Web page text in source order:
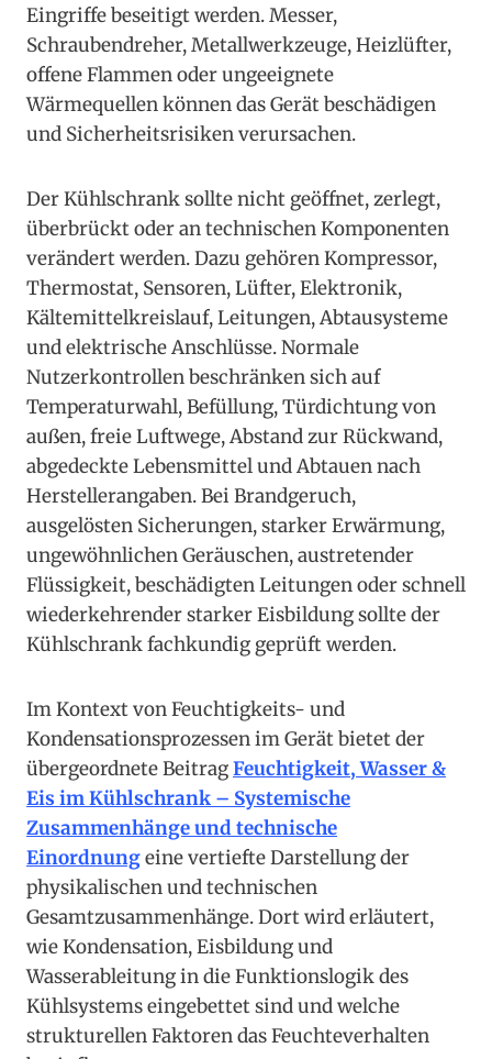
Eingriffe beseitigt werden. Messer,
Schraubendreher, Metallwerkzeuge, Heizlüfter,
offene Flammen oder ungeeignete
Wärmequellen können das Gerät beschädigen
und Sicherheitsrisiken verursachen.
Der Kühlschrank sollte nicht geöffnet, zerlegt,
überbrückt oder an technischen Komponenten
verändert werden. Dazu gehören Kompressor,
Thermostat, Sensoren, Lüfter, Elektronik,
Kältemittelkreislauf, Leitungen, Abtausysteme
und elektrische Anschlüsse. Normale
Nutzerkontrollen beschränken sich auf
Temperaturwahl, Befüllung, Türdichtung von
außen, freie Luftwege, Abstand zur Rückwand,
abgedeckte Lebensmittel und Abtauen nach
Herstellerangaben. Bei Brandgeruch,
ausgelösten Sicherungen, starker Erwärmung,
ungewöhnlichen Geräuschen, austretender
Flüssigkeit, beschädigten Leitungen oder schnell
wiederkehrender starker Eisbildung sollte der
Kühlschrank fachkundig geprüft werden.
Im Kontext von Feuchtigkeits- und
Kondensationsprozessen im Gerät bietet der
übergeordnete BeitragFeuchtigkeit, Wasser &
Eis im Kühlschrank – Systemische
Zusammenhänge und technische
Einordnungeine vertiefte Darstellung der
physikalischen und technischen
Gesamtzusammenhänge. Dort wird erläutert,
wie Kondensation, Eisbildung und
Wasserableitung in die Funktionslogik des
Kühlsystems eingebettet sind und welche
strukturellen Faktoren das Feuchteverhalten